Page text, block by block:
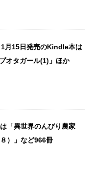
1月15日発売のKindle本は
オタガール(1)」ほか
「異世界のんびり農家
）」など966冊